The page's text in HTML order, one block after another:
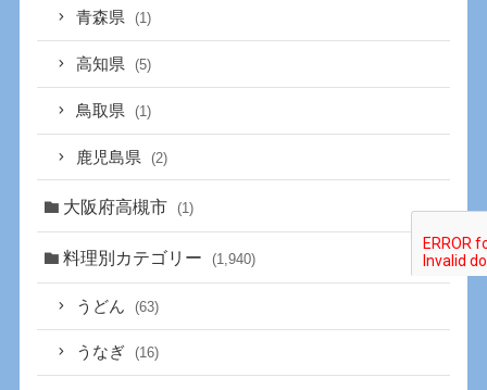
青森県 (1)
高知県 (5)
鳥取県 (1)
鹿児島県 (2)
大阪府高槻市 (1)
料理別カテゴリー (1,940)
うどん (63)
うなぎ (16)